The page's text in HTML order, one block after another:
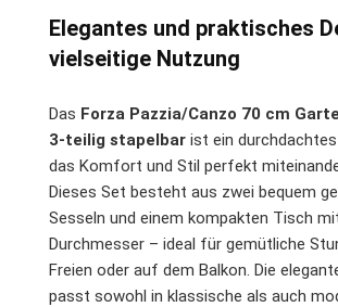
Elegantes und praktisches
vielseitige Nutzung
Das Forza Pazzia/Canzo 70 cm
3-teilig stapelbar ist ein durchdachtes
das Komfort und Stil perfekt
Dieses Set besteht aus zwei bequem
Sesseln und einem kompakten Tisch
Durchmesser – ideal für gemütliche
Freien oder auf dem Balkon. Die
passt sowohl in klassische als auch